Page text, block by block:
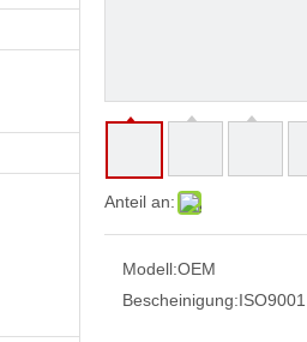
Anteil an:
Modell:OEM
Bescheinigung:ISO9001